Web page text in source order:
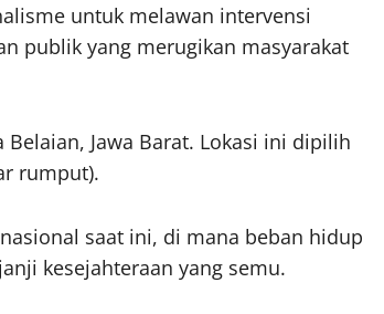
untuk melawan intervensi
publik yang merugikan masyarakat
Belaian, Jawa Barat. Lokasi ini dipilih
rumput).
saat ini, di mana beban hidup
kesejahteraan yang semu.